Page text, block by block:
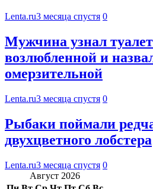
Lenta.ru3 месяца спустя 0
Мужчина узнал
возлюбленной и
омерзительной
Lenta.ru3 месяца спустя 0
Рыбаки поймали
двухцветного лобстера
Lenta.ru3 месяца спустя 0
Август 2026